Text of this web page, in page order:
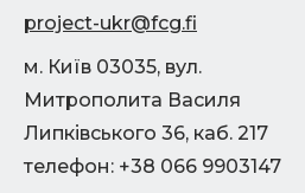
project-ukr@fcg.fi
м. Київ 03035, вул.
Митрополита Василя
Липківського 36, каб. 217
телефон: +38 066 9903147